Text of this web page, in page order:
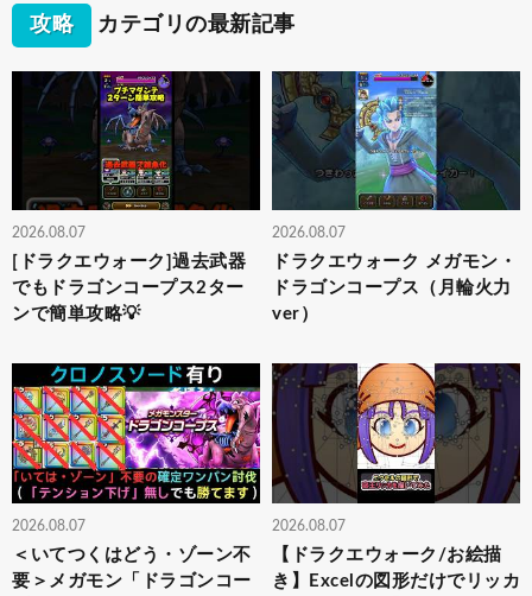
攻略 カテゴリの最新記事
2026.08.07
[ドラクエウォーク]過去武器
でもドラゴンコープス2ター
ンで簡単攻略💡
2026.08.07
ドラクエウォーク メガモン・
ドラゴンコープス（月輪火力
ver）
2026.08.07
＜いてつくはどう・ゾーン不
要＞メガモン「ドラゴンコー
2026.08.07
【ドラクエウォーク/お絵描
き】Excelの図形だけでリッカ